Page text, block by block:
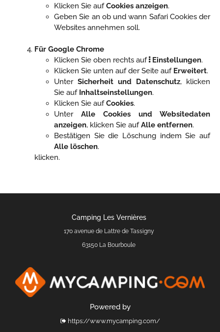
Klicken Sie aufCookies anzeigen.
Geben Sie an ob und wann Safari Cookies der
Websites annehmen soll.
Für Google Chrome
Klicken Sie oben rechts auf
Einstellungen.
Klicken Sie unten auf der Seite auf Erweitert.
Unter Sicherheit und Datenschutz, klicken
Sie auf Inhaltseinstellungen.
Klicken Sie aufCookies.
Unter Alle Cookies und Websitedaten
anzeigen, klicken Sie aufAlle entfernen.
Bestätigen Sie die Löschung indem Sie auf
Alle löschen.
klicken.
Camping Les Vernières
170 avenue de Lattre de Tassigny
63150 La Bourboule
Powered by
https://www.mycamping.com/